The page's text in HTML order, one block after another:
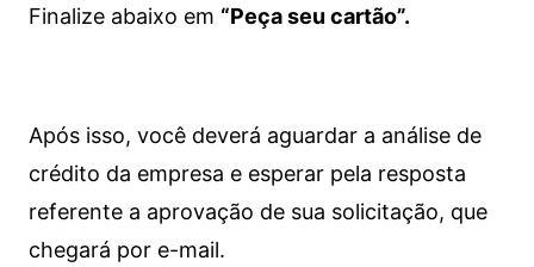
Finalize abaixo em “Peça seu cartão”.
Após isso, você deverá aguardar a análise de
crédito da empresa e esperar pela resposta
referente a aprovação de sua solicitação, que
chegará por e-mail.